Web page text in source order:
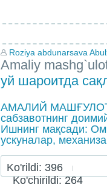
Roziya abdunarsava
Amaliy
уй шароитда
АМАЛИЙ
сабзавотнинг
Ишнинг мақсади:
ускуналар,
Ko'rildi: 396
Ko'chirildi: 264